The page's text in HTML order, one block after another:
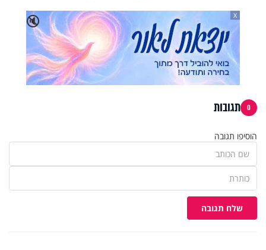
🔇
X
0 תגובות
הוסיפו תגובה
שלח תגובה